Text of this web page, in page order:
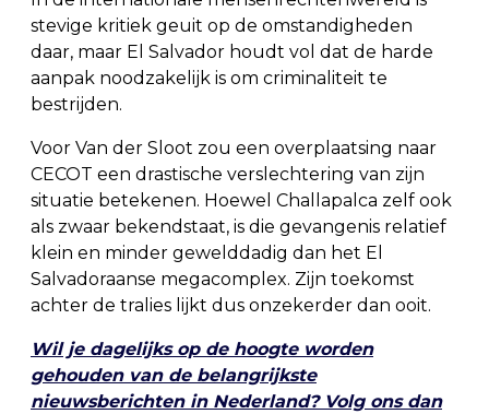
stevige kritiek geuit op de omstandigheden
daar, maar El Salvador houdt vol dat de harde
aanpak noodzakelijk is om criminaliteit te
bestrijden.
Voor Van der Sloot zou een overplaatsing naar
CECOT een drastische verslechtering van zijn
situatie betekenen. Hoewel Challapalca zelf ook
als zwaar bekendstaat, is die gevangenis relatief
klein en minder gewelddadig dan het El
Salvadoraanse megacomplex. Zijn toekomst
achter de tralies lijkt dus onzekerder dan ooit.
Wil je dagelijks op de hoogte worden
gehouden van de belangrijkste
nieuwsberichten in Nederland? Volg ons dan